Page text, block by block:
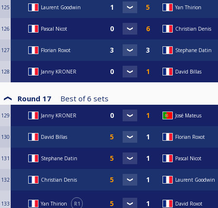
125 Laurent Goodwin Yan Thirion
126 Pascal Nicot Christian Denis
127 Florian Roxot Stephane Datin
128 Janny KRONER David Billas
Round 17 Best of6 sets
129 Janny KRONER José Mateus
130 David Billas Florian Roxot
131 Stephane Datin Pascal Nicot
132 Christian Denis Laurent Goodwin
133 Yan Thirion R1 David Roxot